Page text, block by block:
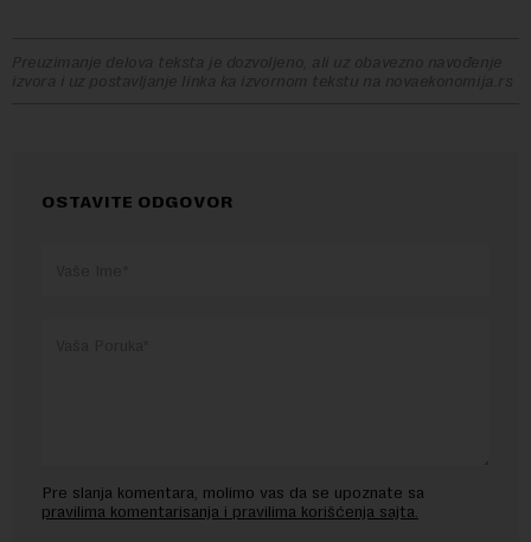
Preuzimanje delova teksta je dozvoljeno, ali uz obavezno navođenje
izvora i uz postavljanje linka ka izvornom tekstu na novaekonomija.rs
OSTAVITE ODGOVOR
Pre slanja komentara, molimo vas da se upoznate sa
pravilima komentarisanja i pravilima korišćenja sajta.